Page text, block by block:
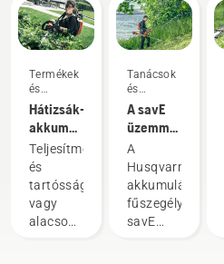
Termékek
és
innovációk
Hátizsák-
akkumulátor:
A kézi
akkumulátoros
szerszámok
forradalma
Teljesítmény
és
tartósság
vagy
alacsony
Tanácsok
és
útmutatók
A savE
üzemmód
használata
az
akkumulátoros
fűszegélyvágón
A
Husqvarna
akkumulátoros
fűszegélyvágók
savE